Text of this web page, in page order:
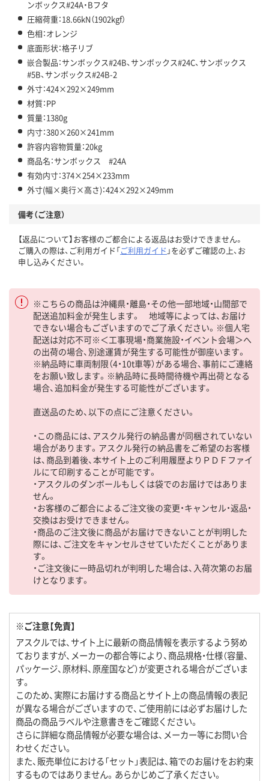
ンボックス#24A・Bフタ
圧縮荷重：18.66kN（1902kgf）
色相：オレンジ
底面形状：格子リブ
嵌合製品：サンボックス#24B、サンボックス#24C、サンボックス
#5B、サンボックス#24B-2
外寸：424×292×249mm
材質：PP
質量：1380g
内寸：380×260×241mm
許容内容物質量：20kg
商品名：サンボックス #24A
有効内寸：374×254×233mm
外寸(幅×奥行×高さ)：424×292×249mm
備考（ご注意）
【返品について】お客様のご都合による返品はお受けできません。
ご購入の際は、ご利用ガイド「ご利用ガイド 」を必ずご確認の上、お
申し込みください。
※こちらの商品は沖縄県・離島・その他一部地域・山間部で
配送追加料金が発生します。 地域等によっては、お届け
できない場合もございますのでご了承ください。※個人宅
配送は対応不可※＜工事現場・商業施設・イベント会場＞へ
の出荷の場合、別途運賃が発生する可能性が御座います。
※納品時に車両制限（4・10t車等）がある場合、事前にご連絡
をお願い致します。※納品時に長時間待機や再出荷となる
場合、追加料金が発生する可能性がございます。
直送品のため、以下の点にご注意ください。
・この商品には、アスクル発行の納品書が同梱されていない
場合があります。アスクル発行の納品書をご希望のお客様
は、商品到着後、本サイト上のご利用履歴よりＰＤＦファイ
ルにて印刷することが可能です。
・アスクルのダンボールもしくは袋でのお届けではありま
せん。
・お客様のご都合によるご注文後の変更・キャンセル・返品・
交換はお受けできません。
・商品のご注文後に商品がお届けできないことが判明した
際には、ご注文をキャンセルさせていただくことがありま
す。
・ご注文後に一時品切れが判明した場合は、入荷次第のお届
けとなります。
※ご注意【免責】
アスクルでは、サイト上に最新の商品情報を表示するよう努め
ておりますが、メーカーの都合等により、商品規格・仕様（容量、
パッケージ、原材料、原産国など）が変更される場合がございま
す。
このため、実際にお届けする商品とサイト上の商品情報の表記
が異なる場合がございますので、ご使用前には必ずお届けした
商品の商品ラベルや注意書きをご確認ください。
さらに詳細な商品情報が必要な場合は、メーカー等にお問い合
わせください。
また、販売単位における「セット」表記は、箱でのお届けをお約束
するものではありません。あらかじめご了承ください。